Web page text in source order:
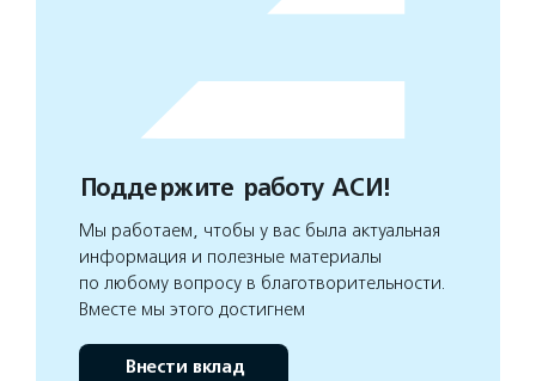
Поддержите работу АСИ!
Мы работаем, чтобы у вас была актуальная
информация и полезные материалы
по любому вопросу в благотворительности.
Вместе мы этого достигнем
Внести вклад